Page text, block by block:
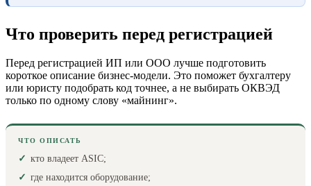
Что проверить перед регистрацией
Перед регистрацией ИП или ООО лучше подготовить
короткое описание бизнес-модели. Это поможет бухгалтеру
или юристу подобрать код точнее, а не выбирать ОКВЭД
только по одному слову «майнинг».
ЧТО ОПИСАТЬ
кто владеет ASIC;
где находится оборудование;